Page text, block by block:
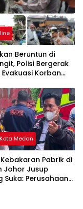
Beruntun di
Polisi Bergerak
Korban
Kota Medan
Pabrik di
Johor Jusup
Suka: Perusahaan